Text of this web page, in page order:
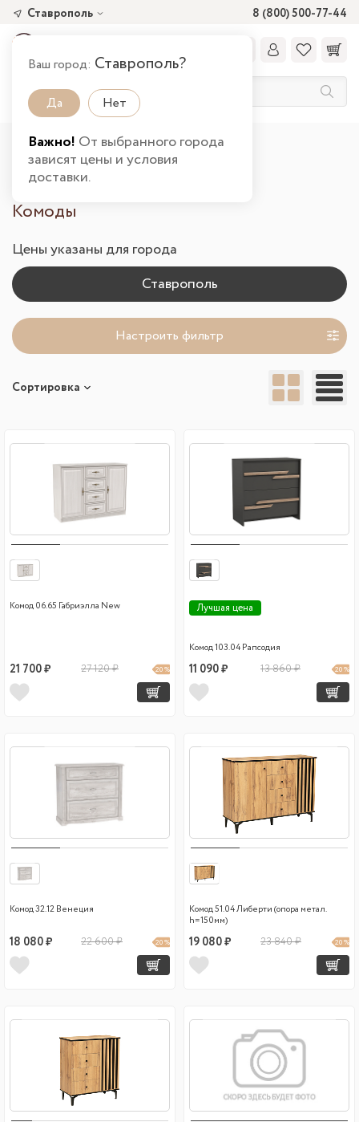
8 (800) 500-77-44
Ставрополь
Ваш город: Ставрополь?
Да Нет
Важно! От выбранного города
зависят цены и условия
доставки.
Главная Каталог товаров
Гостиная
Комоды в Ставрополе
Комоды
Цены указаны для города
Настроить фильтр
Сортировка
Комод 06.65 Габриэлла New
21 700 ₽ 27 120 ₽ 20 %
Лучшая цена
Комод 103.04 Рапсодия
11 090 ₽ 13 860 ₽ 20 %
Комод 32.12 Венеция
18 080 ₽ 22 600 ₽ 20 %
Комод 51.04 Либерти (опора метал.
h=150мм)
19 080 ₽ 23 840 ₽ 20 %